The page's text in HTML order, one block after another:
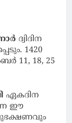
ദ്വിദിന
1420
11, 18, 25
ഏകദിന
ഈ